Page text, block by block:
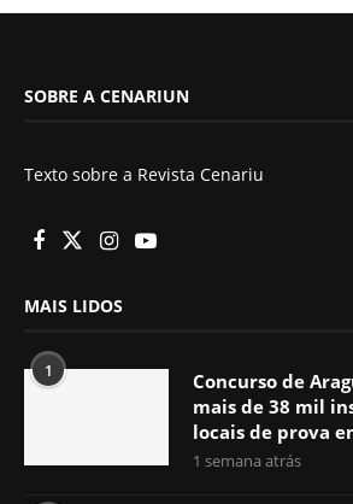
SOBRE A CENARIUN
Texto sobre a Revista Cenariu
MAIS LIDOS
1
Concurso de
mais de 38 mil
locais de prova
1 semana atrás